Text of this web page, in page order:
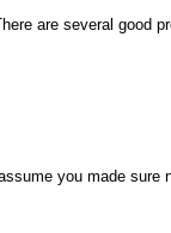
are several good
you made sure